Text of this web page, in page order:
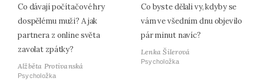
Co dávají počítačové hry
dospělému muži? A jak
partnera z online světa
zavolat zpátky?
Alžběta Protivanská
Psycholožka
Co byste dělali vy, kdyby se
vám ve všedním dnu objevilo
pár minut navíc?
Lenka Šilerová
Psycholožka